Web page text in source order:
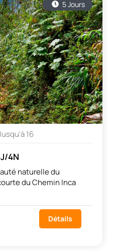
5 Jours
16
4N
naturelle du
du Chemin Inca
Détails